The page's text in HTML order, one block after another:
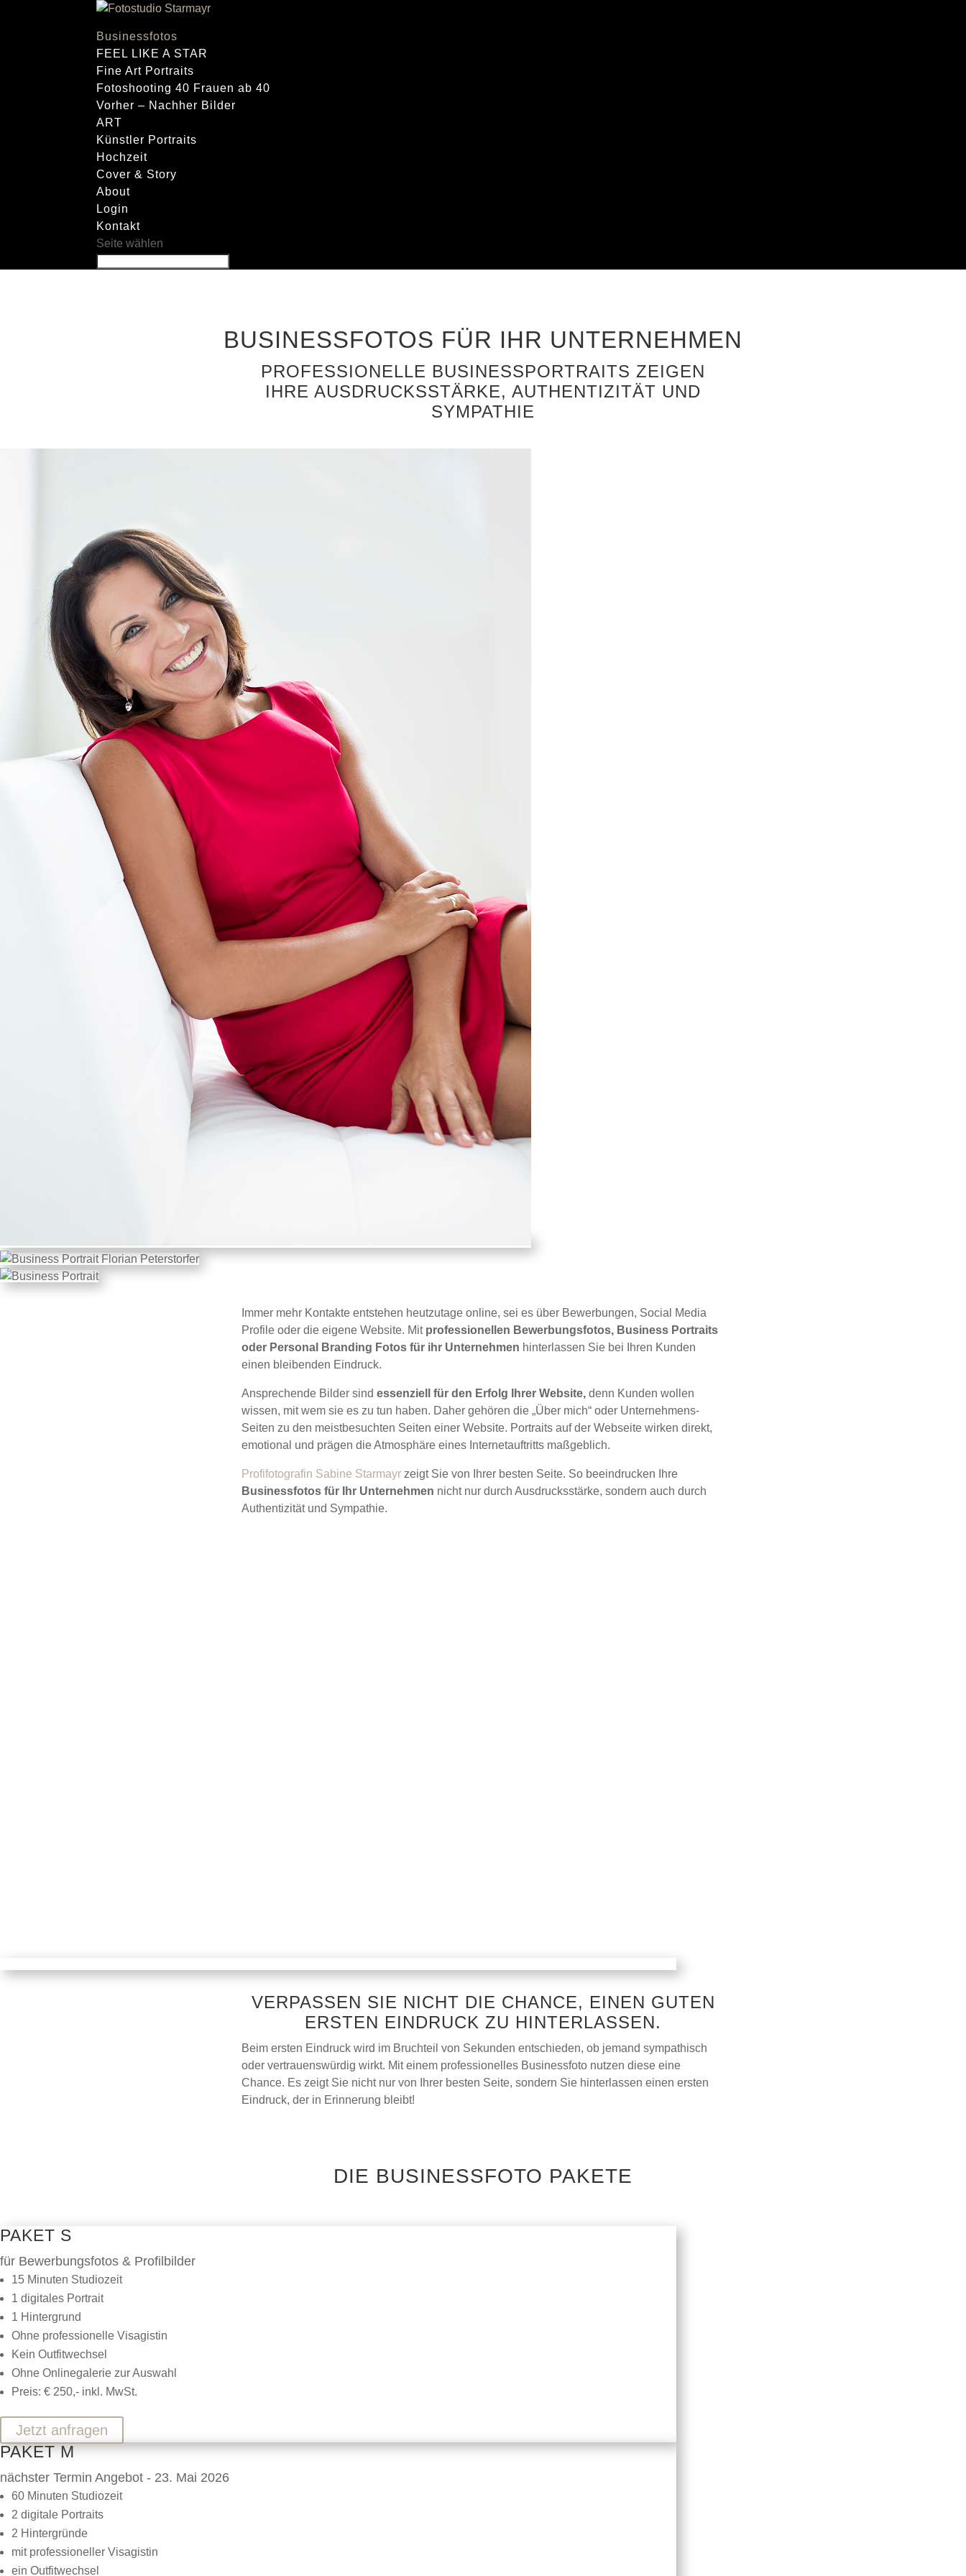
Businessfotos
FEEL LIKE A STAR
Fine Art Portraits
Fotoshooting 40 Frauen ab 40
Vorher – Nachher Bilder
ART
Künstler Portraits
Hochzeit
Cover & Story
About
Login
Kontakt
Seite wählen
BUSINESSFOTOS FÜR IHR UNTERNEHMEN
PROFESSIONELLE BUSINESSPORTRAITS ZEIGEN
IHRE AUSDRUCKSSTÄRKE, AUTHENTIZITÄT UND
SYMPATHIE
Immer mehr Kontakte entstehen heutzutage online, sei es über Bewerbungen, Social Media
Profile oder die eigene Website. Mit professionellen Bewerbungsfotos, Business Portraits
oder Personal Branding Fotos für ihr Unternehmen hinterlassen Sie bei Ihren Kunden
einen bleibenden Eindruck.
Ansprechende Bilder sind essenziell für den Erfolg Ihrer Website, denn Kunden wollen
wissen, mit wem sie es zu tun haben. Daher gehören die „Über mich“ oder Unternehmens-
Seiten zu den meistbesuchten Seiten einer Website. Portraits auf der Webseite wirken direkt,
emotional und prägen die Atmosphäre eines Internetauftritts maßgeblich.
Profifotografin Sabine Starmayr zeigt Sie von Ihrer besten Seite. So beeindrucken Ihre
Businessfotos für Ihr Unternehmen nicht nur durch Ausdrucksstärke, sondern auch durch
Authentizität und Sympathie.
VERPASSEN SIE NICHT DIE CHANCE, EINEN GUTEN
ERSTEN EINDRUCK ZU HINTERLASSEN.
Beim ersten Eindruck wird im Bruchteil von Sekunden entschieden, ob jemand sympathisch
oder vertrauenswürdig wirkt. Mit einem professionelles Businessfoto nutzen diese eine
Chance. Es zeigt Sie nicht nur von Ihrer besten Seite, sondern Sie hinterlassen einen ersten
Eindruck, der in Erinnerung bleibt!
DIE BUSINESSFOTO PAKETE
PAKET S
für Bewerbungsfotos & Profilbilder
15 Minuten Studiozeit
1 digitales Portrait
1 Hintergrund
Ohne professionelle Visagistin
Kein Outfitwechsel
Ohne Onlinegalerie zur Auswahl
Preis: € 250,- inkl. MwSt.
Jetzt anfragen
PAKET M
nächster Termin Angebot - 23. Mai 2026
60 Minuten Studiozeit
2 digitale Portraits
2 Hintergründe
mit professioneller Visagistin
ein Outfitwechsel